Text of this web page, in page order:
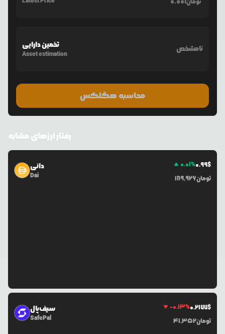
تخمین دارایی
Asset estimation
نامشخص
محاسبه هگلکس
رفتار ارزهای مشابه
دائی
Dai
0.01%0.99$
189,926تومان
سیف‌پال
SafePal
-0.13%0.2177$
41,352تومان